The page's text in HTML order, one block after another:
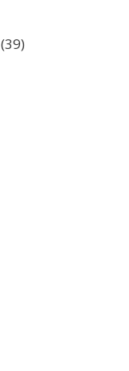
(39)